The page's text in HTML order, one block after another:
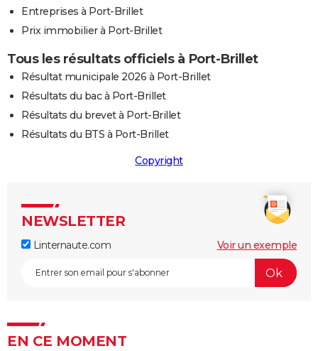
Entreprises à Port-Brillet
Prix immobilier à Port-Brillet
Tous les résultats officiels à Port-Brillet
Résultat municipale 2026 à Port-Brillet
Résultats du bac à Port-Brillet
Résultats du brevet à Port-Brillet
Résultats du BTS à Port-Brillet
Copyright
NEWSLETTER
Linternaute.com Voir un exemple
EN CE MOMENT